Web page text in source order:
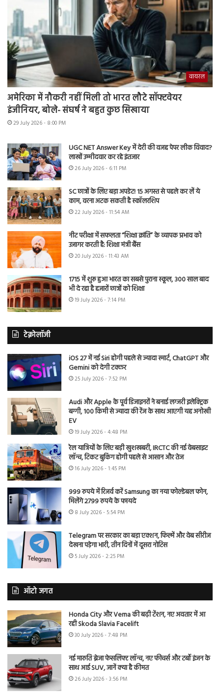
वायरल
अमेरिका में नौकरी नहीं मिली तो भारत लौटे सॉफ्टवेयर
इंजीनियर, बोले- संघर्ष ने बहुत कुछ सिखाया
29 July 2026 - 8:00 PM
UGC NET Answer Key में देरी की वजह पेपर लीक विवाद?
लाखों उम्मीदवार कर रहे इंतजार
26 July 2026 - 6:11 PM
SC छात्रों के लिए बड़ा अपडेट! 15 अगस्त से पहले कर लें ये
काम, वरना अटक सकती है स्कॉलरशिप
22 July 2026 - 11:54 AM
नीट परीक्षा में सफलता “शिक्षा क्रांति” के व्यापक प्रभाव को
उजागर करती है: शिक्षा मंत्री बैंस
20 July 2026 - 11:43 AM
1715 में शुरू हुआ भारत का सबसे पुराना स्कूल, 300 साल बाद
भी दे रहा है हजारों छात्रों को शिक्षा
19 July 2026 - 7:14 PM
टेक्नोलॉजी
iOS 27 में नई Siri होगी पहले से ज्यादा स्मार्ट, ChatGPT और
Gemini को देगी टक्कर
25 July 2026 - 7:52 PM
Audi और Apple के पूर्व डिजाइनरों ने बनाई लग्जरी इलेक्ट्रिक
बग्गी, 100 किमी से ज्यादा की रेंज के साथ आएगी यह अनोखी
EV
19 July 2026 - 4:48 PM
रेल यात्रियों के लिए बड़ी खुशखबरी, IRCTC की नई वेबसाइट
लॉन्च, टिकट बुकिंग होगी पहले से आसान और तेज
16 July 2026 - 1:45 PM
999 रुपये में रिजर्व करें Samsung का नया फोल्डेबल फोन,
मिलेंगे 2799 रुपये के फायदे
8 July 2026 - 5:54 PM
Telegram पर सरकार का बड़ा एक्शन, फिल्में और वेब सीरीज
देखना पड़ेगा भारी, तीन दिनों में दूसरा नोटिस
5 July 2026 - 2:25 PM
ऑटो जगत
Honda City और Verna की बढ़ी टेंशन, नए अवतार में आ
रही Skoda Slavia Facelift
30 July 2026 - 7:48 PM
नई मारुति ब्रेजा फेसलिफ्ट लॉन्च, नए फीचर्स और टर्बो इंजन के
साथ आई SUV, जानें क्या है कीमत
26 July 2026 - 3:56 PM